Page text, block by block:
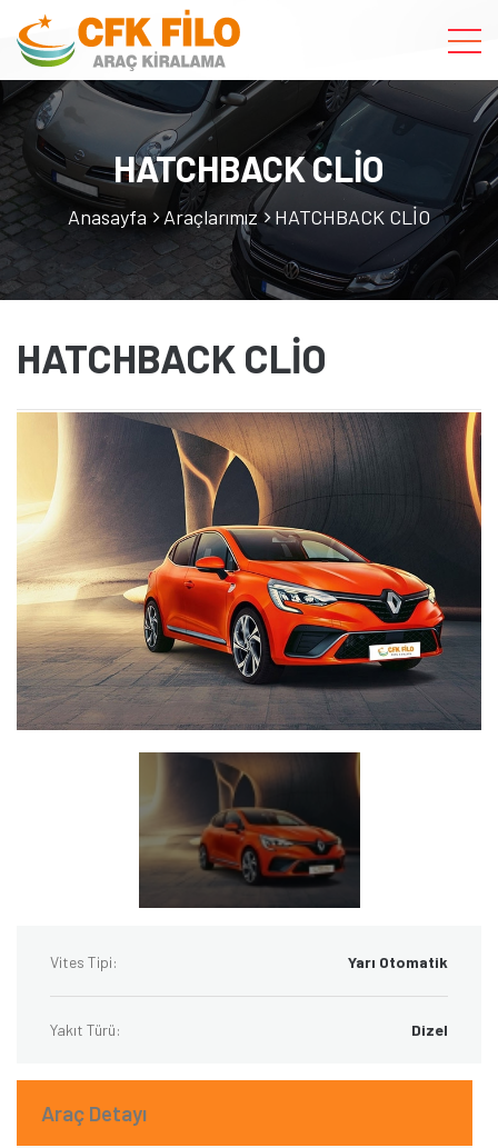
HATCHBACK CLİO
Anasayfa Araçlarımız HATCHBACK CLİO
HATCHBACK CLİO
Vites Tipi: Yarı Otomatik
Yakıt Türü: Dizel
Araç Detayı